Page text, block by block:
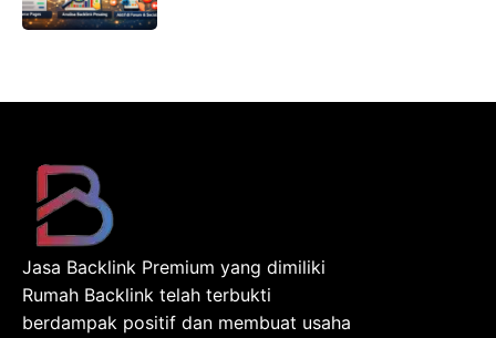
Jasa Backlink Premium yang dimiliki
Rumah Backlink telah terbukti
berdampak positif dan membuat usaha